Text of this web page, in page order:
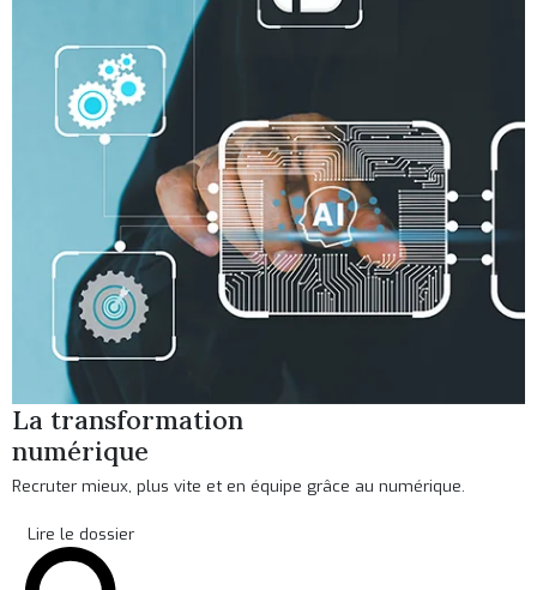
La transformation
numérique
Recruter mieux, plus vite et en équipe grâce au numérique.
Lire le dossier